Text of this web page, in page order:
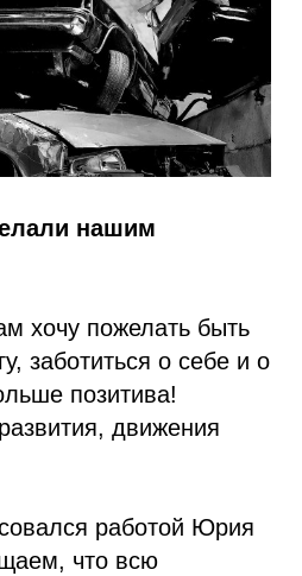
нашим
хочу пожелать быть
заботиться о себе и о
позитива!
движения
работой Юрия
что всю